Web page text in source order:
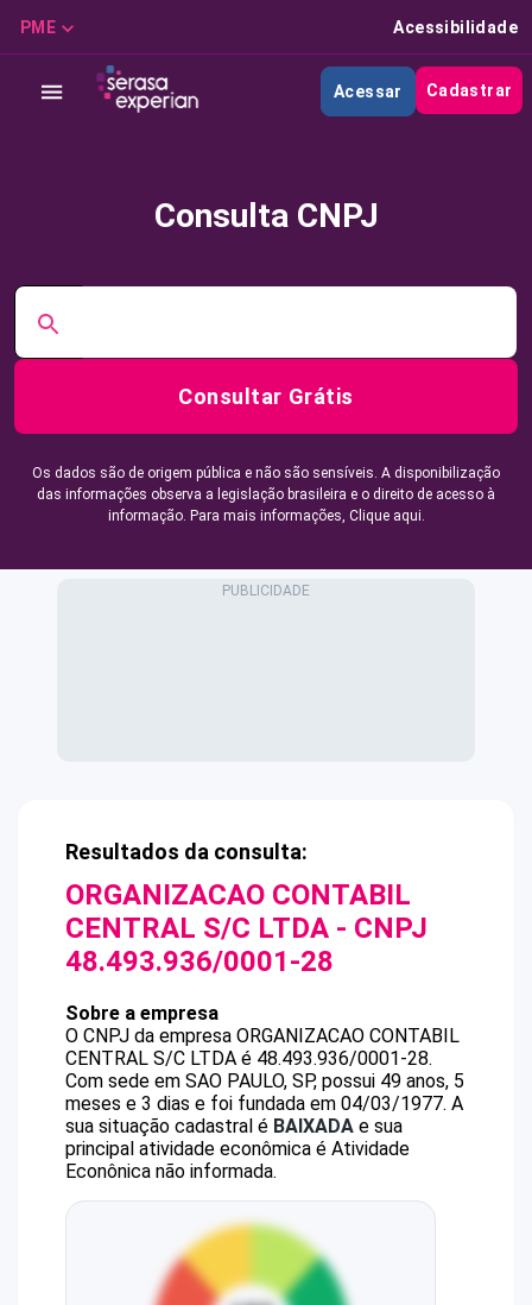
PME Acessibilidade
Acessar Cadastrar
Consulta CNPJ
Consultar Grátis
Os dados são de origem pública e não são sensíveis. A disponibilização
das informações observa a legislação brasileira e o direito de acesso à
informação. Para mais informações, Clique aqui.
Resultados da consulta:
ORGANIZACAO CONTABIL
CENTRAL S/C LTDA - CNPJ
48.493.936/0001-28
Sobre a empresa
O CNPJ da empresa ORGANIZACAO CONTABIL
CENTRAL S/C LTDA é 48.493.936/0001-28.
Com sede em SAO PAULO, SP, possui 49 anos, 5
meses e 3 dias e foi fundada em 04/03/1977. A
sua situação cadastral é BAIXADA e sua
principal atividade econômica é Atividade
Econônica não informada.